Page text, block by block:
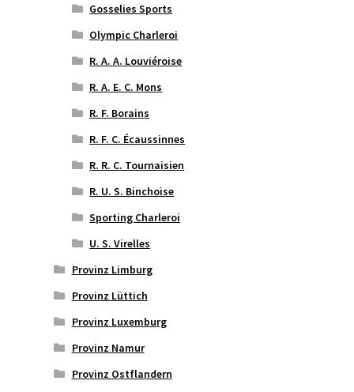
Gosselies Sports
Olympic Charleroi
R. A. A. Louviéroise
R. A. E. C. Mons
R. F. Borains
R. F. C. Écaussinnes
R. R. C. Tournaisien
R. U. S. Binchoise
Sporting Charleroi
U. S. Virelles
Provinz Limburg
Provinz Lüttich
Provinz Luxemburg
Provinz Namur
Provinz Ostflandern